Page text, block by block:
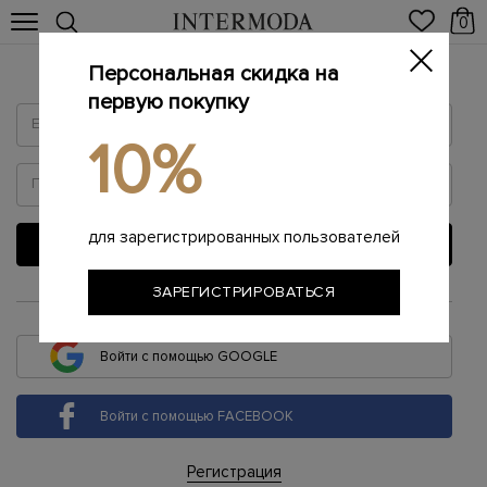
0
Войти
ВОЙТИ
или
Войти с помощью GOOGLE
Войти с помощью FACEBOOK
Регистрация
Персональная скидка на
первую покупку
10%
для зарегистрированных пользователей
ЗАРЕГИСТРИРОВАТЬСЯ